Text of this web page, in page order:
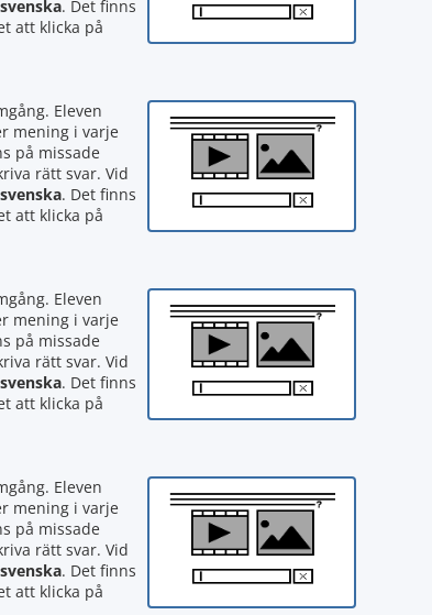
svenska. Det finns
att klicka på
Eleven
mening i varje
på missade
rätt svar. Vid
svenska. Det finns
att klicka på
Eleven
mening i varje
på missade
rätt svar. Vid
svenska. Det finns
att klicka på
Eleven
mening i varje
på missade
rätt svar. Vid
svenska. Det finns
att klicka på